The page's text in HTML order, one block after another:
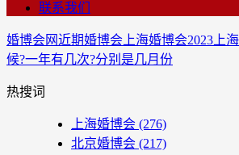
联系我们
婚博会网近期婚博会 上海婚博会2023上
候?一年有几次?分别是几月份
热搜词
上海婚博会 (276)
北京婚博会 (217)